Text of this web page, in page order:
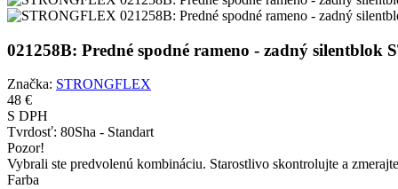
021258B: Predné spodné rameno - zadný silentblok
Značka: STRONGFLEX
48 €
S DPH
Tvrdosť: 80Sha - Standart
Pozor!
Vybrali ste predvolenú kombináciu. Starostlivo skontrolujte a
Farba